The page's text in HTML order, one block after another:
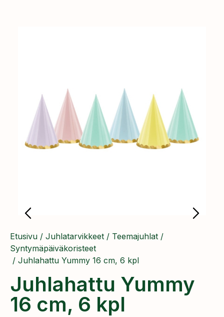
Etusivu / Juhlatarvikkeet / Teemajuhlat /
Syntymäpäiväkoristeet
/ ​Juhlahattu Yummy 16 cm, 6 kpl
​Juhlahattu Yummy
16 cm, 6 kpl